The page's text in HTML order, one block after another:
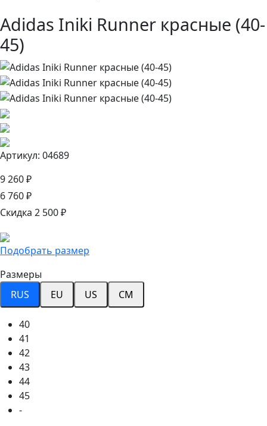
Adidas Iniki Runner красные (40-
45)
Артикул: 04689
9 260 ₽
6 760 ₽
Скидка 2 500 ₽
Подобрать размер
Размеры
RUS
EU US CM
40
41
42
43
44
45
-